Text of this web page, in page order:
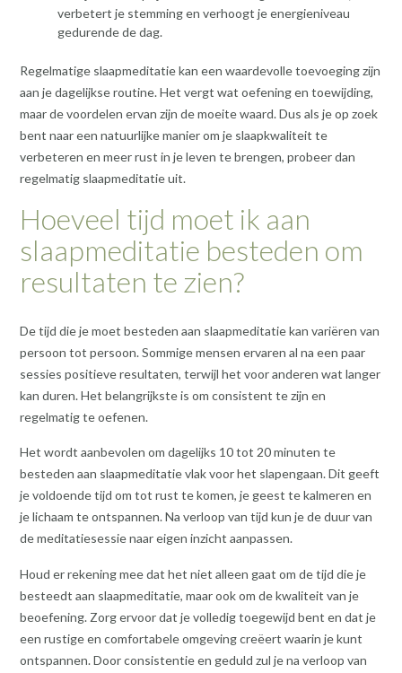
verbetert je stemming en verhoogt je energieniveau
gedurende de dag.
Regelmatige slaapmeditatie kan een waardevolle toevoeging zijn
aan je dagelijkse routine. Het vergt wat oefening en toewijding,
maar de voordelen ervan zijn de moeite waard. Dus als je op zoek
bent naar een natuurlijke manier om je slaapkwaliteit te
verbeteren en meer rust in je leven te brengen, probeer dan
regelmatig slaapmeditatie uit.
Hoeveel tijd moet ik aan
slaapmeditatie besteden om
resultaten te zien?
De tijd die je moet besteden aan slaapmeditatie kan variëren van
persoon tot persoon. Sommige mensen ervaren al na een paar
sessies positieve resultaten, terwijl het voor anderen wat langer
kan duren. Het belangrijkste is om consistent te zijn en
regelmatig te oefenen.
Het wordt aanbevolen om dagelijks 10 tot 20 minuten te
besteden aan slaapmeditatie vlak voor het slapengaan. Dit geeft
je voldoende tijd om tot rust te komen, je geest te kalmeren en
je lichaam te ontspannen. Na verloop van tijd kun je de duur van
de meditatiesessie naar eigen inzicht aanpassen.
Houd er rekening mee dat het niet alleen gaat om de tijd die je
besteedt aan slaapmeditatie, maar ook om de kwaliteit van je
beoefening. Zorg ervoor dat je volledig toegewijd bent en dat je
een rustige en comfortabele omgeving creëert waarin je kunt
ontspannen. Door consistentie en geduld zul je na verloop van